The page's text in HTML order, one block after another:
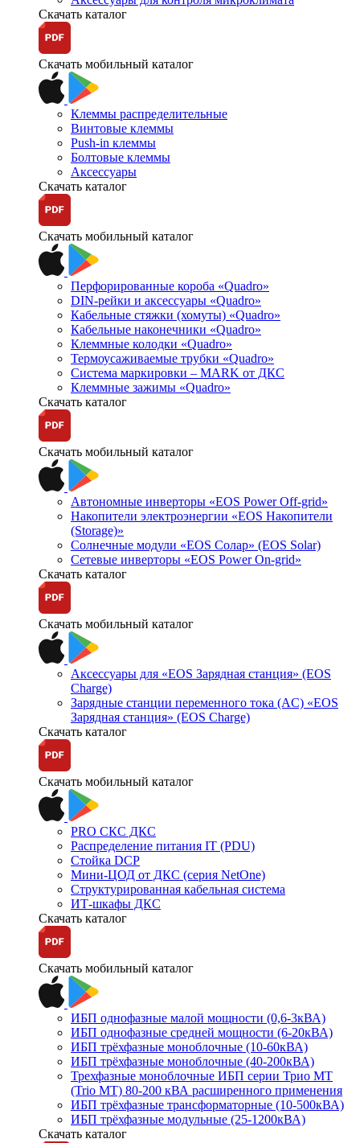
Скачать каталог
Скачать мобильный каталог
Клеммы распределительные
Винтовые клеммы
Push-in клеммы
Болтовые клеммы
Аксессуары
Скачать каталог
Скачать мобильный каталог
Перфорированные короба «Quadro»
DIN-рейки и аксессуары «Quadro»
Кабельные стяжки (хомуты) «Quadro»
Кабельные наконечники «Quadro»
Клеммные колодки «Quadro»
Термоусаживаемые трубки «Quadro»
Система маркировки – MARK от ДКС
Клеммные зажимы «Quadro»
Скачать каталог
Скачать мобильный каталог
Автономные инверторы «EOS Power Off-grid»
Накопители электроэнергии «EOS Накопители
(Storage)»
Солнечные модули «EOS Солар» (EOS Solar)
Сетевые инверторы «EOS Power On-grid»
Скачать каталог
Скачать мобильный каталог
Аксессуары для «EOS Зарядная станция» (EOS
Charge)
Зарядные станции переменного тока (AC) «EOS
Зарядная станция» (EOS Charge)
Скачать каталог
Скачать мобильный каталог
PRO СКС ДКС
Распределение питания IT (PDU)
Стойка DCP
Мини-ЦОД от ДКС (серия NetOne)
Структурированная кабельная система
ИТ-шкафы ДКС
Скачать каталог
Скачать мобильный каталог
ИБП однофазные малой мощности (0,6-3кВА)
ИБП однофазные средней мощности (6-20кВА)
ИБП трёхфазные моноблочные (10-60кВА)
ИБП трёхфазные моноблочные (40-200кВА)
Трехфазные моноблочные ИБП серии Трио МТ
(Trio MT) 80-200 кВА расширенного применения
ИБП трёхфазные трансформаторные (10-500кВА)
ИБП трёхфазные модульные (25-1200кВА)
Скачать каталог